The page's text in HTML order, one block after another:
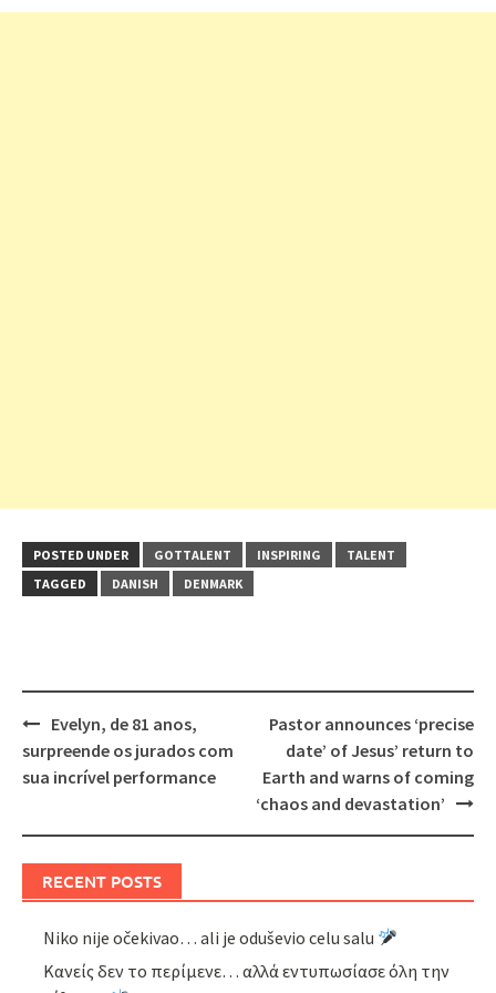
POSTED UNDER GOTTALENT INSPIRING
TALENT
TAGGED
DANISH DENMARK
Post
navigation
Evelyn, de 81 anos,
surpreende os jurados com
sua incrível performance
Pastor announces ‘precise
date’ of Jesus’ return to
Earth and warns of coming
‘chaos and devastation’
RECENT POSTS
Niko nije očekivao… ali je oduševio celu salu
Κανείς δεν το περίμενε… αλλά εντυπωσίασε όλη την